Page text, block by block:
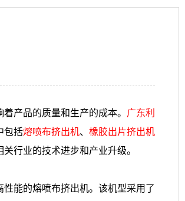
产品的质量和生产的成本。 广东利
包括熔喷布挤出机、 橡胶出片挤出机
行业的技术进步和产业升级。
能的熔喷布挤出机。该机型采用了